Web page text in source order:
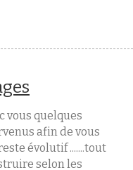
vous quelques
afin de vous
évolutif .......tout
selon les